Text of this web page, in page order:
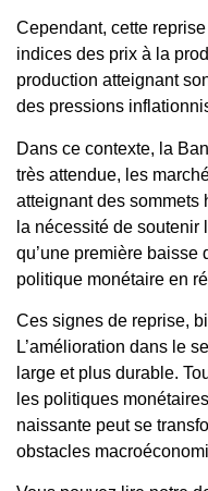
Cependant, cette
indices des prix à la
production atteignant
des pressions
Dans ce contexte, la
très attendue, les
atteignant des sommets
la nécessité de
qu’une première baisse
politique monétaire en
Ces signes de reprise,
L’amélioration dans le
large et plus durable.
les politiques
naissante peut se
obstacles